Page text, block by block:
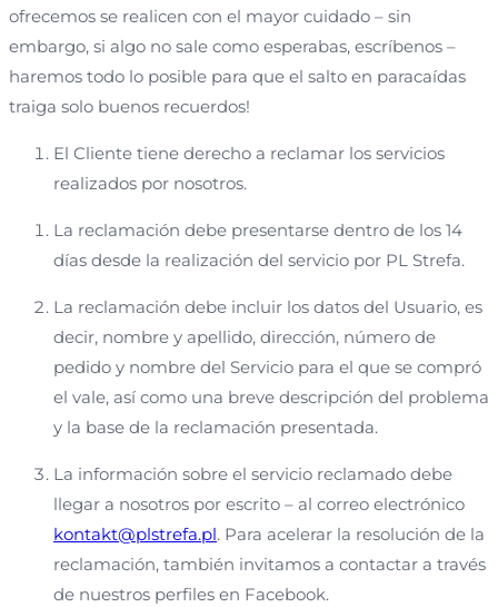
ofrecemos se realicen con el mayor cuidado – sin
embargo, si algo no sale como esperabas, escríbenos –
haremos todo lo posible para que el salto en paracaídas
traiga solo buenos recuerdos!
El Cliente tiene derecho a reclamar los servicios
realizados por nosotros.
La reclamación debe presentarse dentro de los 14
días desde la realización del servicio por PL Strefa.
La reclamación debe incluir los datos del Usuario, es
decir, nombre y apellido, dirección, número de
pedido y nombre del Servicio para el que se compró
el vale, así como una breve descripción del problema
y la base de la reclamación presentada.
La información sobre el servicio reclamado debe
llegar a nosotros por escrito – al correo electrónico
kontakt@plstrefa.pl. Para acelerar la resolución de la
reclamación, también invitamos a contactar a través
de nuestros perfiles en Facebook.